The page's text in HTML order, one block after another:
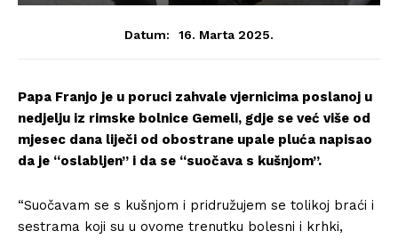
Datum: 16. Marta 2025.
Papa Franjo je u poruci zahvale vjernicima poslanoj u
nedjelju iz rimske bolnice Gemeli, gdje se već više od
mjesec dana liječi od obostrane upale pluća napisao
da je “oslabljen” i da se “suočava s kušnjom”.
“Suočavam se s kušnjom i pridružujem se tolikoj braći i
sestrama koji su u ovome trenutku bolesni i krhki,